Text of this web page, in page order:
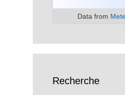
Data from
Recherche